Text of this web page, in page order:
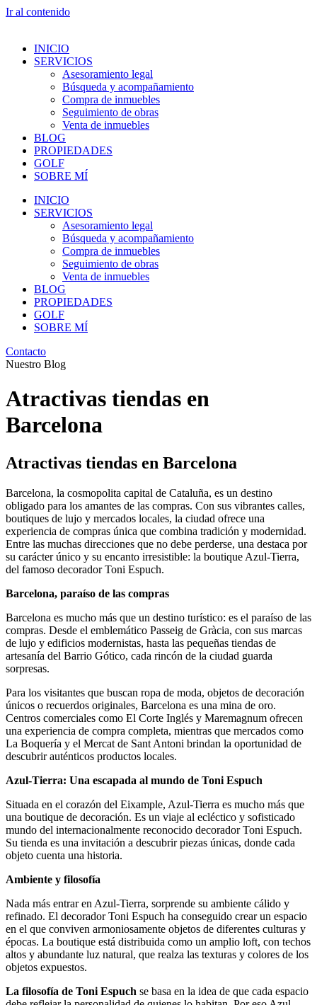
Ir al contenido
INICIO
SERVICIOS
Asesoramiento legal
Búsqueda y acompañamiento
Compra de inmuebles
Seguimiento de obras
Venta de inmuebles
BLOG
PROPIEDADES
GOLF
SOBRE MÍ
INICIO
SERVICIOS
Asesoramiento legal
Búsqueda y acompañamiento
Compra de inmuebles
Seguimiento de obras
Venta de inmuebles
BLOG
PROPIEDADES
GOLF
SOBRE MÍ
Contacto
Nuestro Blog
Atractivas tiendas en
Barcelona
Atractivas tiendas en Barcelona
Barcelona, la cosmopolita capital de Cataluña, es un destino
obligado para los amantes de las compras. Con sus vibrantes calles,
boutiques de lujo y mercados locales, la ciudad ofrece una
experiencia de compras única que combina tradición y modernidad.
Entre las muchas direcciones que no debe perderse, una destaca por
su carácter único y su encanto irresistible: la boutique Azul-Tierra,
del famoso decorador Toni Espuch.
Barcelona, paraíso de las compras
Barcelona es mucho más que un destino turístico: es el paraíso de las
compras. Desde el emblemático Passeig de Gràcia, con sus marcas
de lujo y edificios modernistas, hasta las pequeñas tiendas de
artesanía del Barrio Gótico, cada rincón de la ciudad guarda
sorpresas.
Para los visitantes que buscan ropa de moda, objetos de decoración
únicos o recuerdos originales, Barcelona es una mina de oro.
Centros comerciales como El Corte Inglés y Maremagnum ofrecen
una experiencia de compra completa, mientras que mercados como
La Boquería y el Mercat de Sant Antoni brindan la oportunidad de
descubrir auténticos productos locales.
Azul-Tierra: Una escapada al mundo de Toni Espuch
Situada en el corazón del Eixample, Azul-Tierra es mucho más que
una boutique de decoración. Es un viaje al ecléctico y sofisticado
mundo del internacionalmente reconocido decorador Toni Espuch.
Su tienda es una invitación a descubrir piezas únicas, donde cada
objeto cuenta una historia.
Ambiente y filosofía
Nada más entrar en Azul-Tierra, sorprende su ambiente cálido y
refinado. El decorador Toni Espuch ha conseguido crear un espacio
en el que conviven armoniosamente objetos de diferentes culturas y
épocas. La boutique está distribuida como un amplio loft, con techos
altos y abundante luz natural, que realza las texturas y colores de los
objetos expuestos.
La filosofía de Toni Espuch se basa en la idea de que cada espacio